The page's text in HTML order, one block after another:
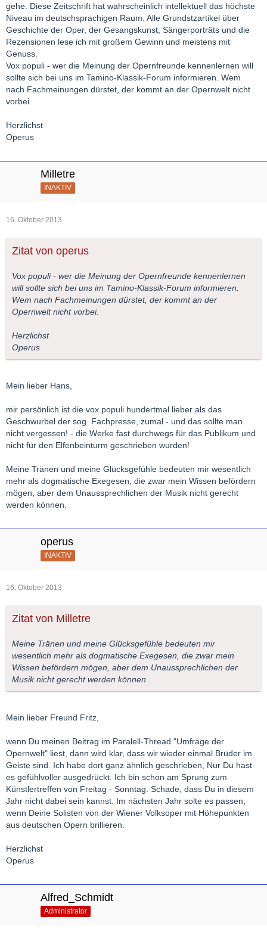
gehe. Diese Zeitschrift hat wahrscheinlich intellektuell das höchste
Niveau im deutschsprachigen Raum. Alle Grundstzartikel über
Geschichte der Oper, der Gesangskunst, Sängerporträts und die
Rezensionen lese ich mit großem Gewinn und meistens mit
Genuss.
Vox populi - wer die Meinung der Opernfreunde kennenlernen will
sollte sich bei uns im Tamino-Klassik-Forum informieren. Wem
nach Fachmeinungen dürstet, der kommt an der Opernwelt nicht
vorbei.
Herzlichst
Operus
Milletre
INAKTIV
16. Oktober 2013
Zitat von operus
Vox populi - wer die Meinung der Opernfreunde kennenlernen
will sollte sich bei uns im Tamino-Klassik-Forum informieren.
Wem nach Fachmeinungen dürstet, der kommt an der
Opernwelt nicht vorbei.
Herzlichst
Operus
Mein lieber Hans,
mir persönlich ist die vox populi hundertmal lieber als das
Geschwurbel der sog. Fachpresse, zumal - und das sollte man
nicht vergessen! - die Werke fast durchwegs für das Publikum und
nicht für den Elfenbeinturm geschrieben wurden!
Meine Tränen und meine Glücksgefühle bedeuten mir wesentlich
mehr als dogmatische Exegesen, die zwar mein Wissen befördern
mögen, aber dem Unaussprechlichen der Musik nicht gerecht
werden können.
operus
INAKTIV
16. Oktober 2013
Zitat von Milletre
Meine Tränen und meine Glücksgefühle bedeuten mir
wesentlich mehr als dogmatische Exegesen, die zwar mein
Wissen befördern mögen, aber dem Unaussprechlichen der
Musik nicht gerecht werden können
Mein lieber Freund Fritz,
wenn Du meinen Beitrag im Paralell-Thread "Umfrage der
Opernwelt" liest, dann wird klar, dass wir wieder einmal Brüder im
Geiste sind. Ich habe dort ganz ähnlich geschrieben, Nur Du hast
es gefühlvoller ausgedrückt. Ich bin schon am Sprung zum
Künstlertreffen von Freitag - Sonntag. Schade, dass Du in diesem
Jahr nicht dabei sein kannst. Im nächsten Jahr solte es passen,
wenn Deine Solisten von der Wiener Volksoper mit Höhepunkten
aus deutschen Opern brillieren.
Herzlichst
Operus
Alfred_Schmidt
Administrator